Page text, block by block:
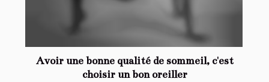
Avoir une bonne qualité de sommeil, c'est
choisir un bon oreiller